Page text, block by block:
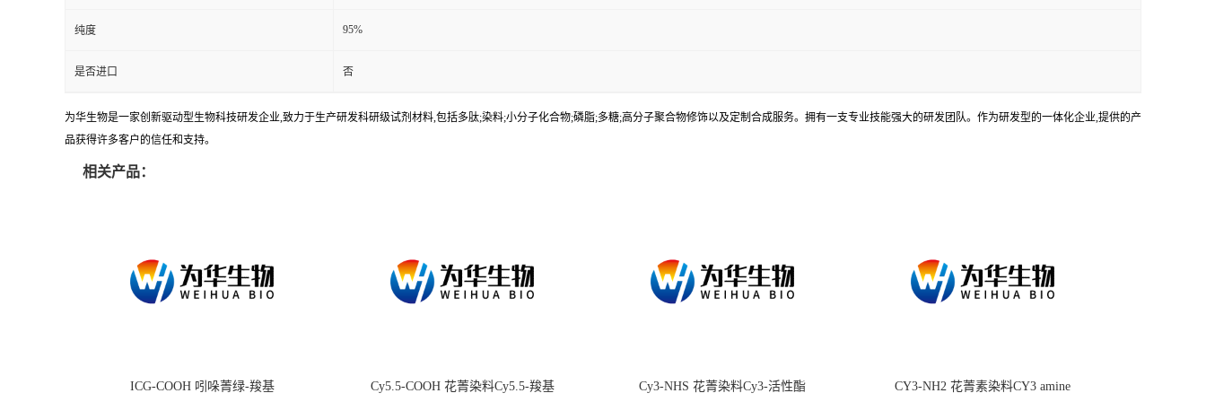
纯度 95%
是否进口 否
为华生物是一家创新驱动型生物科技研发企业,致力于生产研发科研级试剂材料,包括多肽;染料;小分子化合物;磷脂;多糖;高分子聚合物修饰以及定制合成服务。拥有一支专业技能强大的研发团队。作为研发型的一体化企业,提供的产
品获得许多客户的信任和支持。
相关产品：
ICG-COOH 吲哚菁绿-羧基 Cy5.5-COOH 花菁染料Cy5.5-羧基 Cy3-NHS 花菁染料Cy3-活性酯 CY3-NH2 花菁素染料CY3 amine